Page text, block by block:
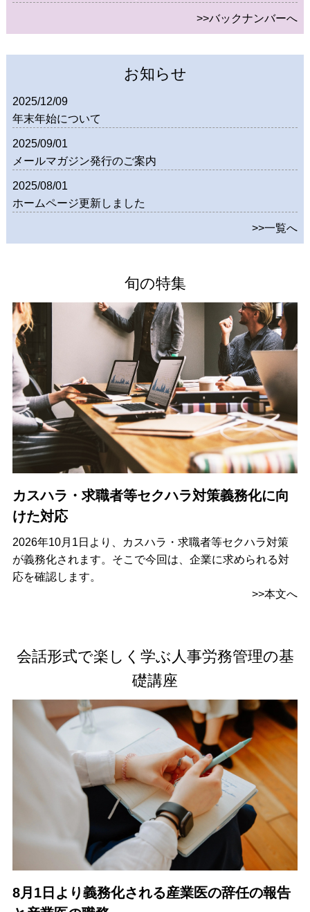
>>バックナンバーへ
お知らせ
2025/12/09
年末年始について
2025/09/01
メールマガジン発行のご案内
2025/08/01
ホームページ更新しました
>>一覧へ
旬の特集
カスハラ・求職者等セクハラ対策義務化に向
けた対応
2026年10月1日より、カスハラ・求職者等セクハラ対策
が義務化されます。そこで今回は、企業に求められる対
応を確認します。
>>本文へ
会話形式で楽しく学ぶ人事労務管理の基
礎講座
8月1日より義務化される産業医の辞任の報告